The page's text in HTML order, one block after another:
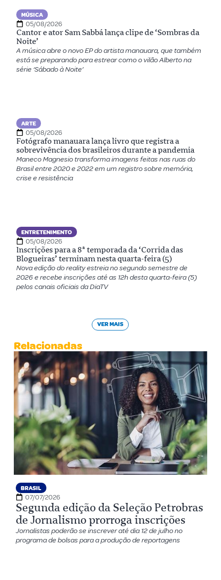
MÚSICA
05/08/2026
Cantor e ator Sam Sabbá lança clipe de ‘Sombras da
Noite’
A música abre o novo EP do artista manauara, que também
está se preparando para estrear como o vilão Alberto na
série ‘Sábado à Noite’
ARTE
05/08/2026
Fotógrafo manauara lança livro que registra a
sobrevivência dos brasileiros durante a pandemia
Maneco Magnesio transforma imagens feitas nas ruas do
Brasil entre 2020 e 2022 em um registro sobre memória,
crise e resistência
ENTRETENIMENTO
05/08/2026
Inscrições para a 8ª temporada da ‘Corrida das
Blogueiras’ terminam nesta quarta-feira (5)
Nova edição do reality estreia no segundo semestre de
2026 e recebe inscrições até as 12h desta quarta-feira (5)
pelos canais oficiais da DiaTV
VER MAIS
Relacionadas
BRASIL
07/07/2026
Segunda edição da Seleção Petrobras
de Jornalismo prorroga inscrições
Jornalistas poderão se inscrever até dia 12 de julho no
programa de bolsas para a produção de reportagens